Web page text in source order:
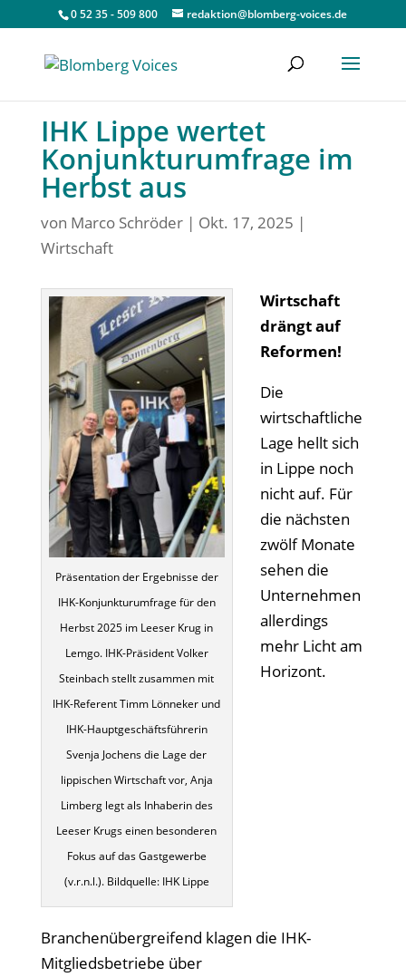
0 52 35 - 509 800 redaktion@blomberg-voices.de
IHK Lippe wertet
Konjunkturumfrage im
Herbst aus
von Marco Schröder| Okt. 17, 2025 |
Wirtschaft
Präsentation der Ergebnisse der
IHK-Konjunkturumfrage für den
Herbst 2025 im Leeser Krug in
Lemgo. IHK-Präsident Volker
Steinbach stellt zusammen mit
IHK-Referent Timm Lönneker und
IHK-Hauptgeschäftsführerin
Svenja Jochens die Lage der
lippischen Wirtschaft vor, Anja
Limberg legt als Inhaberin des
Leeser Krugs einen besonderen
Fokus auf das Gastgewerbe
(v.r.n.l.). Bildquelle: IHK Lippe
Wirtschaft
drängt auf
Reformen!
Die
wirtschaftliche
Lage hellt sich
in Lippe noch
nicht auf. Für
die nächsten
zwölf Monate
sehen die
Unternehmen
allerdings
mehr Licht am
Horizont.
Branchenübergreifend klagen die IHK-
Mitgliedsbetriebe über